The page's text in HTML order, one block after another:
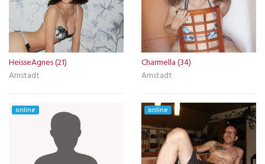
HeisseAgnes (21)
Arnstadt
Charmella (34)
Arnstadt
online online